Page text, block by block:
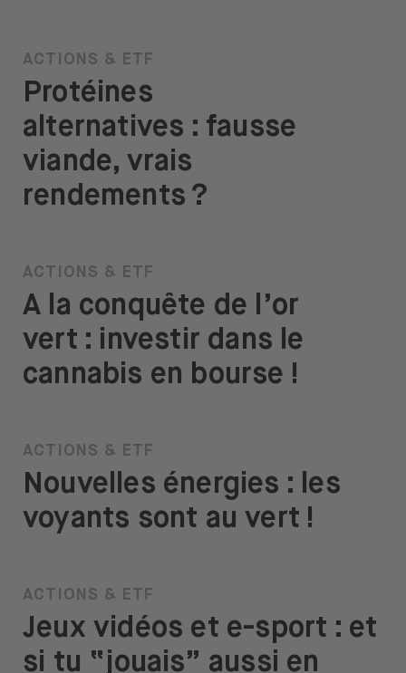
ACTIONS & ETF
Protéines
alternatives : fausse
viande, vrais
rendements ?
ACTIONS & ETF
A la conquête de l’or
vert : investir dans le
cannabis en bourse !
ACTIONS & ETF
Nouvelles énergies : les
voyants sont au vert !
ACTIONS & ETF
Jeux vidéos et e-sport : et
si tu “jouais” aussi en